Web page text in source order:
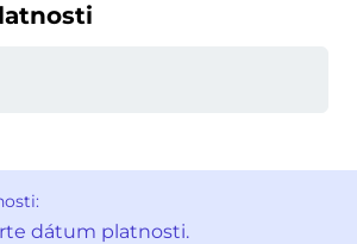
dátum platnosti.